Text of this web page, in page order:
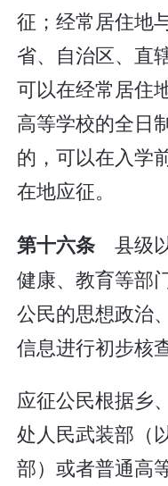
征；经常居住地
省、自治区、直
可以在经常居住
高等学校的全日
的，可以在入学
在地应征。
第十六条 县级
健康、教育等部
公民的思想政治
信息进行初步核查
应征公民根据乡
处人民武装部（
部）或者普通高